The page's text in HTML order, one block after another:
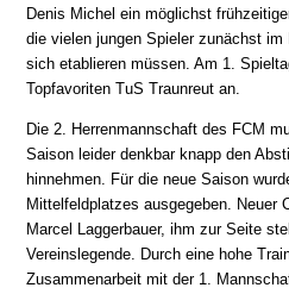
Denis Michel ein möglichst
die vielen jungen Spieler zunächst im
sich etablieren müssen. Am 1.
Topfavoriten TuS Traunreut an.
Die 2. Herrenmannschaft des FCM
Saison leider denkbar knapp den
hinnehmen. Für die neue Saison
Mittelfeldplatzes ausgegeben. Neuer
Marcel Laggerbauer, ihm zur Seite
Vereinslegende. Durch eine hohe
Zusammenarbeit mit der 1.